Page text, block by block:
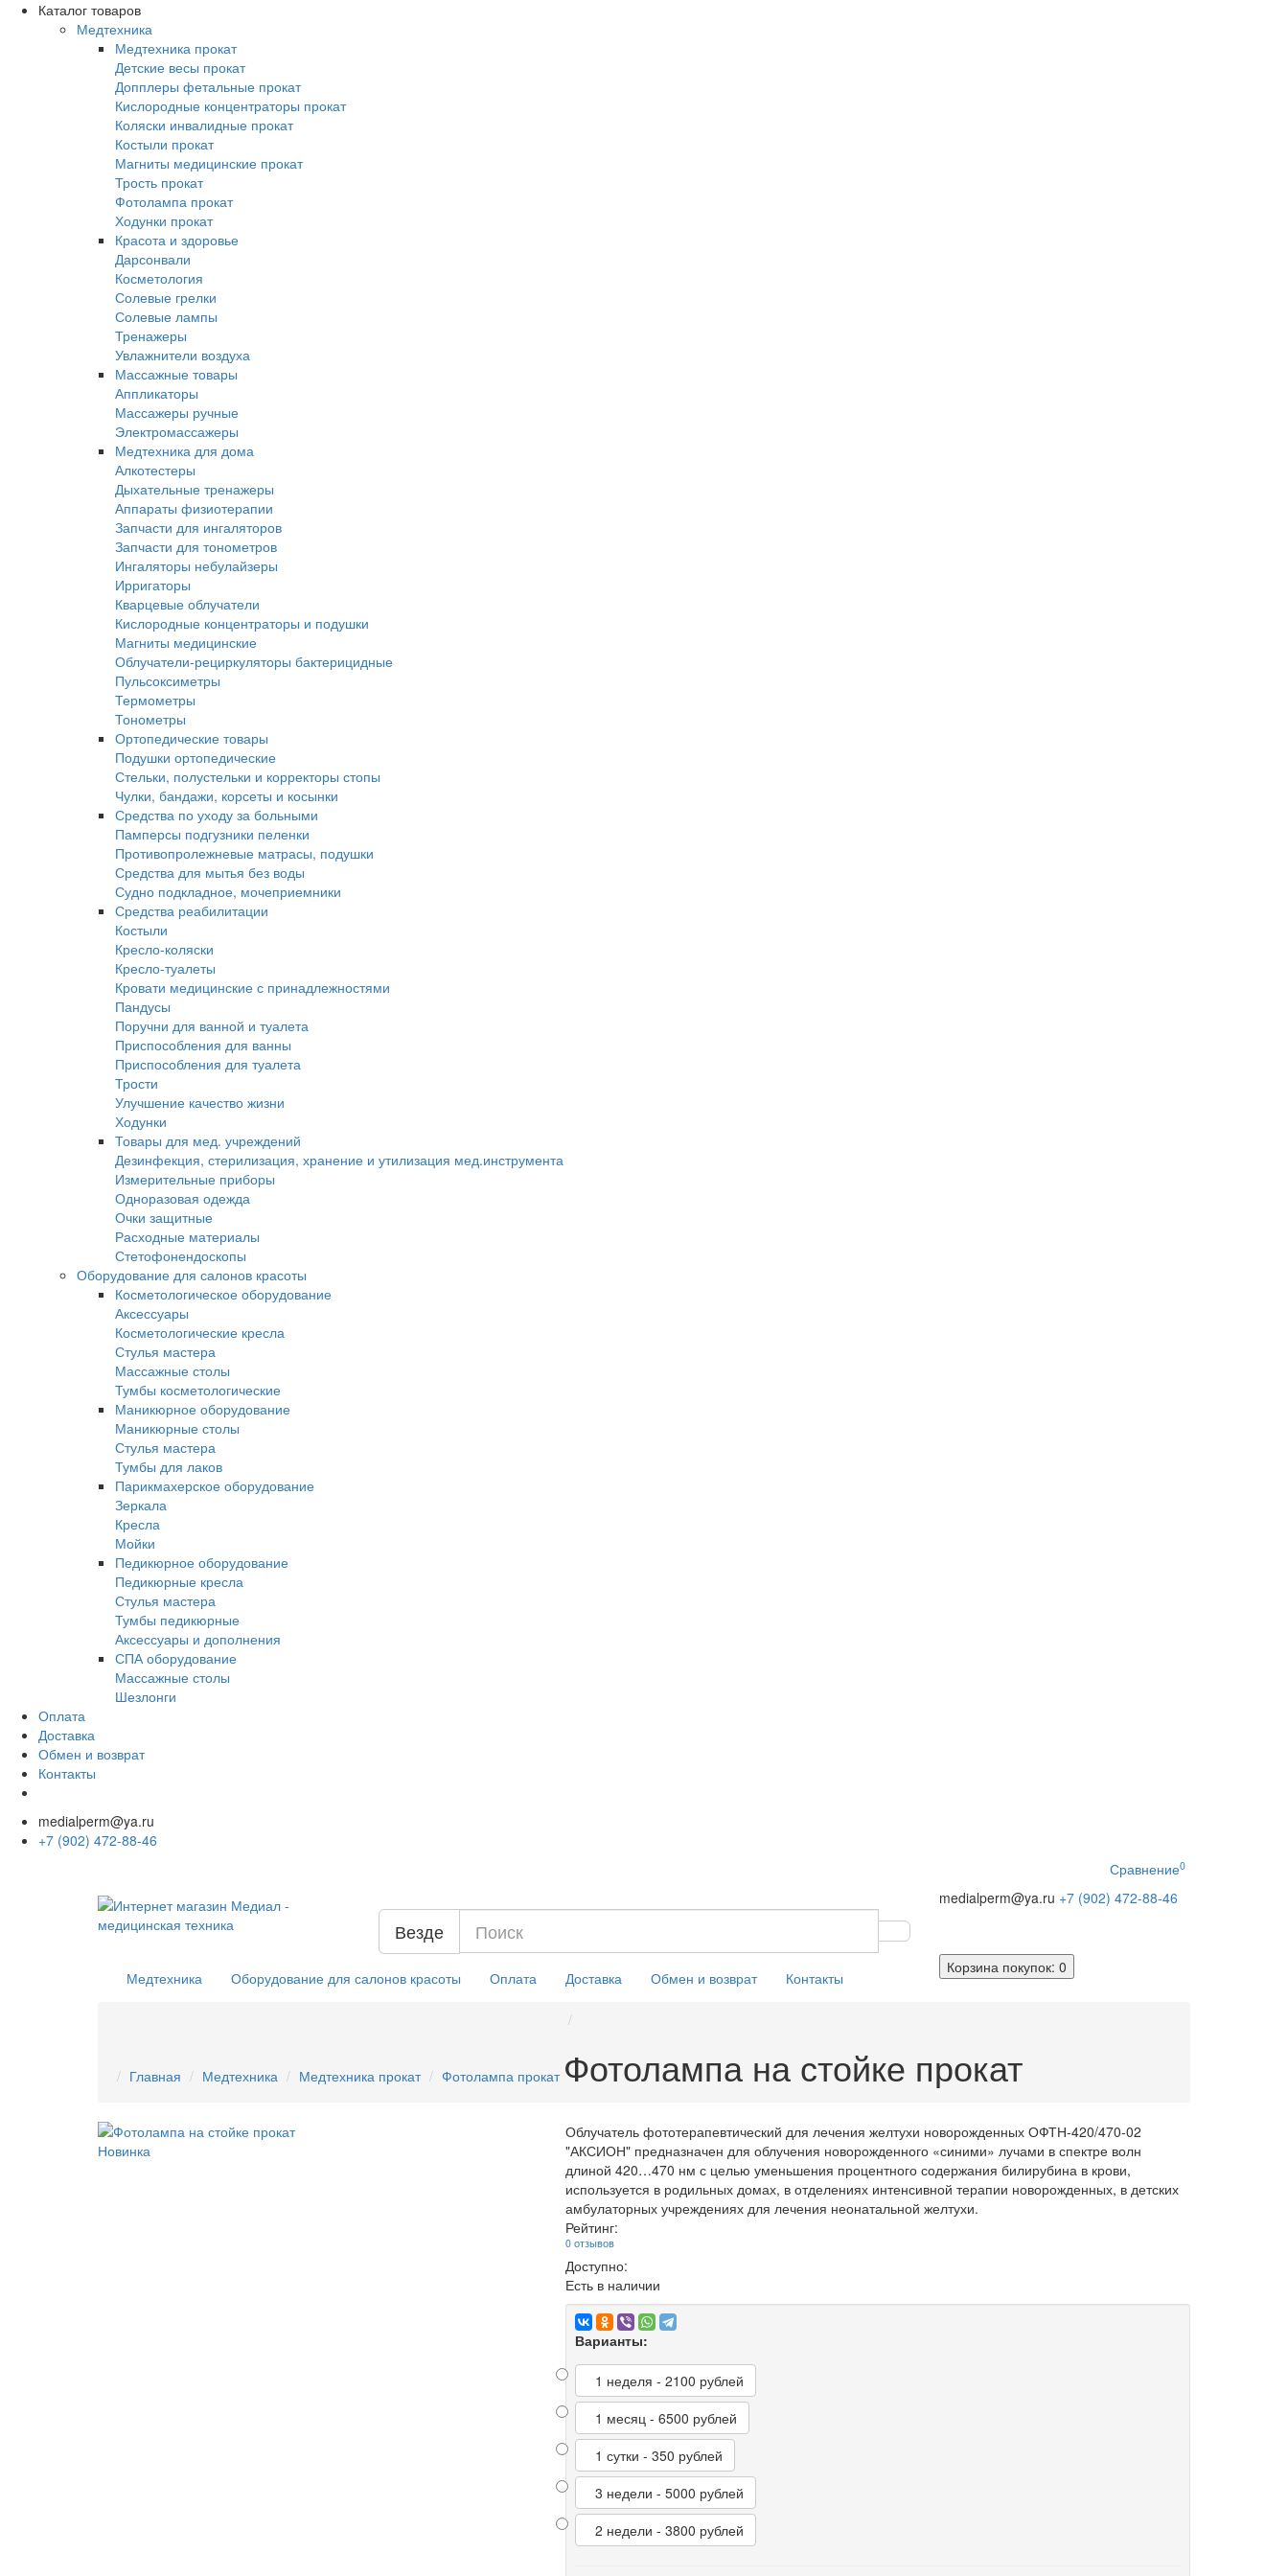
Каталог товаров
Медтехника
Медтехника прокат
Детские весы прокат
Допплеры фетальные прокат
Кислородные концентраторы прокат
Коляски инвалидные прокат
Костыли прокат
Магниты медицинские прокат
Трость прокат
Фотолампа прокат
Ходунки прокат
Красота и здоровье
Дарсонвали
Косметология
Солевые грелки
Солевые лампы
Тренажеры
Увлажнители воздуха
Массажные товары
Аппликаторы
Массажеры ручные
Электромассажеры
Медтехника для дома
Алкотестеры
Дыхательные тренажеры
Аппараты физиотерапии
Запчасти для ингаляторов
Запчасти для тонометров
Ингаляторы небулайзеры
Ирригаторы
Кварцевые облучатели
Кислородные концентраторы и подушки
Магниты медицинские
Облучатели-рециркуляторы бактерицидные
Пульсоксиметры
Термометры
Тонометры
Ортопедические товары
Подушки ортопедические
Стельки, полустельки и корректоры стопы
Чулки, бандажи, корсеты и косынки
Средства по уходу за больными
Памперсы подгузники пеленки
Противопролежневые матрасы, подушки
Средства для мытья без воды
Судно подкладное, мочеприемники
Средства реабилитации
Костыли
Кресло-коляски
Кресло-туалеты
Кровати медицинские с принадлежностями
Пандусы
Поручни для ванной и туалета
Приспособления для ванны
Приспособления для туалета
Трости
Улучшение качество жизни
Ходунки
Товары для мед. учреждений
Дезинфекция, стерилизация, хранение и утилизация мед.инструмента
Измерительные приборы
Одноразовая одежда
Очки защитные
Расходные материалы
Стетофонендоскопы
Оборудование для салонов красоты
Косметологическое оборудование
Аксессуары
Косметологические кресла
Стулья мастера
Массажные столы
Тумбы косметологические
Маникюрное оборудование
Маникюрные столы
Стулья мастера
Тумбы для лаков
Парикмахерское оборудование
Зеркала
Кресла
Мойки
Педикюрное оборудование
Педикюрные кресла
Стулья мастера
Тумбы педикюрные
Аксессуары и дополнения
СПА оборудование
Массажные столы
Шезлонги
Оплата
Доставка
Обмен и возврат
Контакты
medialperm@ya.ru
+7 (902) 472-88-46
Сравнение0
Везде
medialperm@ya.ru +7 (902) 472-88-46
Медтехника Оборудование для салонов красоты Оплата Доставка Обмен и возврат Контакты
Корзинапокупок: 0
Главная Медтехника Медтехника прокат Фотолампа прокат Фотолампа на стойке прокат
Новинка
Облучатель фототерапевтический для лечения желтухи новорожденных ОФТН-420/470-02
"АКСИОН" предназначен для облучения новорожденного «синими» лучами в спектре волн
длиной 420…470 нм с целью уменьшения процентного содержания билирубина в крови,
используется в родильных домах, в отделениях интенсивной терапии новорожденных, в детских
амбулаторных учреждениях для лечения неонатальной желтухи.
Рейтинг:
0 отзывов
Доступно:
Есть в наличии
Варианты:
1 неделя - 2100 рублей
1 месяц - 6500 рублей
1 сутки - 350 рублей
3 недели - 5000 рублей
2 недели - 3800 рублей